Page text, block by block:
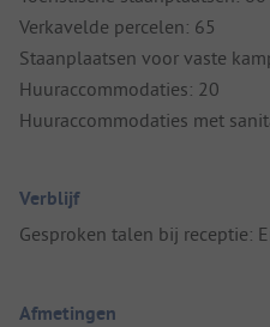
Verkavelde percelen: 65
Staanplaatsen voor vaste
Huuraccommodaties: 20
Huuraccommodaties met
Verblijf
Gesproken talen bij receptie:
Afmetingen